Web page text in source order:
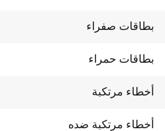
بطاقات صفراء
بطاقات حمراء
أخطاء مرتكبة
أخطاء مرتكبة ضده